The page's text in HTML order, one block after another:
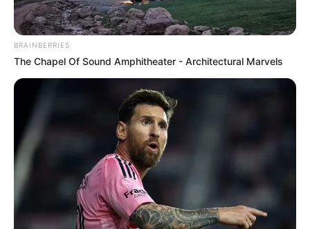
BRAINBERRIES
The Chapel Of Sound Amphitheater - Architectural Marvels